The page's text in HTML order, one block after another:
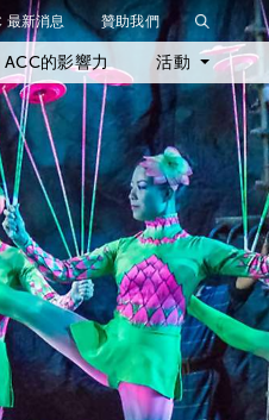
最新消息 贊助我們
ACC的影響力 活動